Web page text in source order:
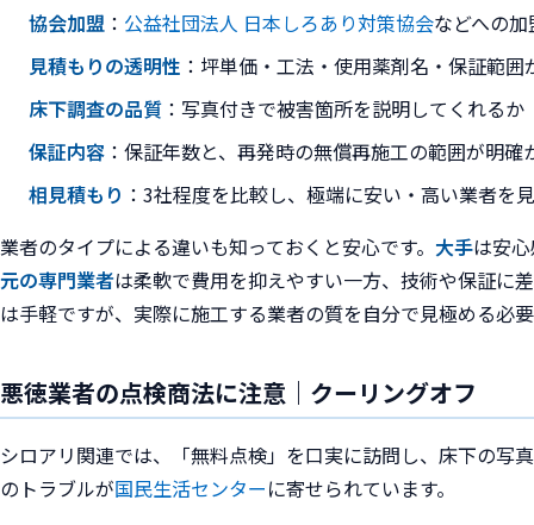
協会加盟 ： 公益社団法人 日本しろあり対策協会などへの
見積もりの透明性 ：坪単価・工法・使用薬剤名・保証範
床下調査の品質 ：写真付きで被害箇所を説明してくれるか
保証内容 ：保証年数と、再発時の無償再施工の範囲が明確
相見積もり ：3社程度を比較し、極端に安い・高い業者を
業者のタイプによる違いも知っておくと安心です。 大手は安
元の専門業者は柔軟で費用を抑えやすい一方、技術や保証に
は手軽ですが、実際に施工する業者の質を自分で見極める必
悪徳業者の点検商法に注意｜クーリングオフ
シロアリ関連では、「無料点検」を口実に訪問し、床下の写
のトラブルが国民生活センターに寄せられています。